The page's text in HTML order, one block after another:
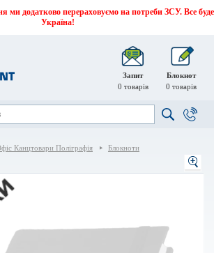
ми додатково перераховуємо на потреби ЗСУ. Все буде
Україна!
Запит
0 товарів
Блокнот
0 товарів
Канцтовари Поліграфія
Блокноти